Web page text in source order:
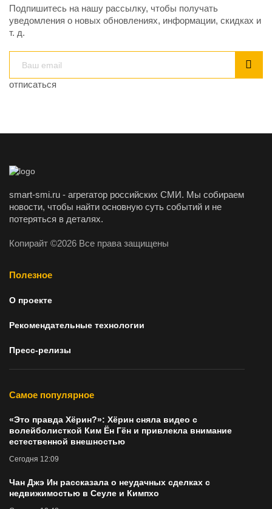
Подпишитесь на нашу рассылку, чтобы получать
уведомления о новых обновлениях, информации, скидках и
т. д.
отписаться
smart-smi.ru - агрегатор российских СМИ. Мы собираем
новости, чтобы найти основную суть событий и не
потеряться в деталях.
Копирайт ©2026 Все права защищены
Полезное
О проекте
Рекомендательные технологии
Пресс-релизы
Самое популярное
«Это правда Хёрин?»: Хёрин сняла видео с
волейболисткой Ким Ён Гён и привлекла внимание
естественной внешностью
Сегодня 12:09
Чан Джэ Ин рассказала о неудачных сделках с
недвижимостью в Сеуле и Кимпхо